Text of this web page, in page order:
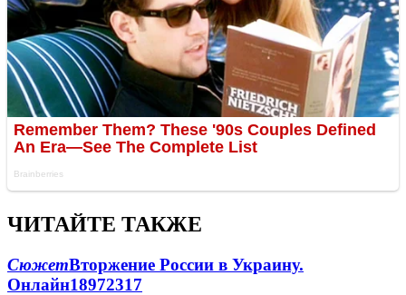
ЧИТАЙТЕ ТАКЖЕ
СюжетВторжение России в Украину.
Онлайн18972317